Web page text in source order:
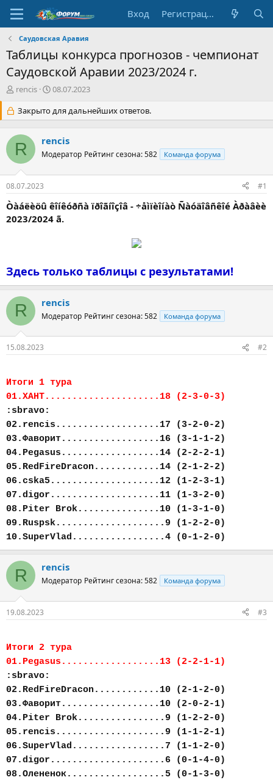
Вход Регистрация
Саудовская Аравия
Таблицы конкурса прогнозов - чемпионат
Саудовской Аравии 2023/2024 г.
А
т
о
р
т
е
м
ы
rencis
Д
т
а
а
ч
л
08.07.2023
Закрыто для дальнейших ответов.
R rencis
Модератор Рейтинг сезона: 582 Команда форума
08.07.2023 #1
Òàáëèöû êîíêóðñà ïðîãíîçîâ - ÷åìïèîíàò Ñàóäîâñêîé Àðàâèè
2023/2024 ã.
Здесь только таблицы с результатами!
R rencis
Модератор Рейтинг сезона: 582 Команда форума
15.08.2023 #2
Итоги 1 тура
01.ХАНТ.....................18 (2-3-0-3)
:sbravo:
02.rencis...................17 (3-2-0-2)
03.Фаворит..................16 (3-1-1-2)
04.Pegasus..................14 (2-2-2-1)
05.RedFireDracon............14 (2-1-2-2)
06.cska5....................12 (1-2-3-1)
07.digor....................11 (1-3-2-0)
08.Piter Brok...............10 (1-3-1-0)
09.Ruspsk....................9 (1-2-2-0)
10.SuperVlad.................4 (0-1-2-0)
R rencis
Модератор Рейтинг сезона: 582 Команда форума
19.08.2023 #3
Итоги 2 тура
01.Pegasus..................13 (2-2-1-1)
:sbravo:
02.RedFireDracon............10 (2-1-2-0)
03.Фаворит..................10 (2-0-2-1)
04.Piter Brok................9 (1-2-2-0)
05.rencis....................9 (1-1-2-1)
06.SuperVlad.................7 (1-1-2-0)
07.digor.....................6 (0-1-4-0)
08.Олененок..................5 (0-1-3-0)